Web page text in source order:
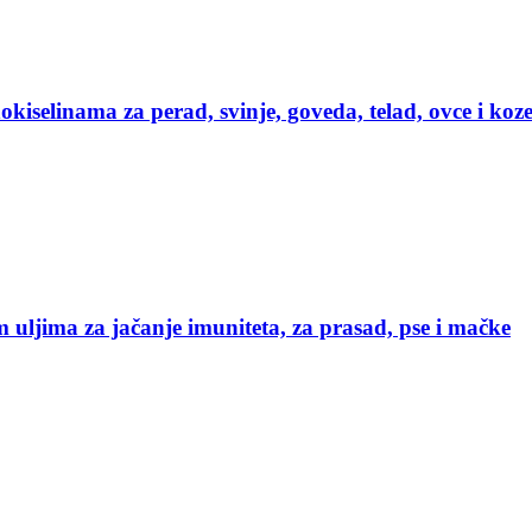
za perad, svinje, goveda, telad, ovce i koze
za jačanje imuniteta, za prasad, pse i mačke